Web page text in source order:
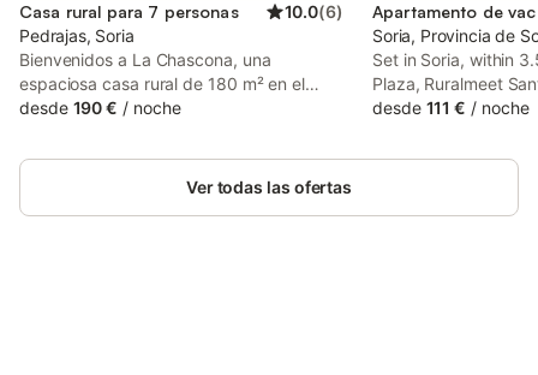
Casa rural para 7 personas 10.0(6)
Pedrajas, Soria
Bienvenidos a La Chascona, una
espaciosa casa rural de 180 m² en el
corazón de Castilla y León, rodeada por
San Esteban. Este acogedor refugio rural
tiene capacidad para 7 personas en 3
desde 190 € / noche
Soria, Provincia de
Set in Soria, within
Plaza, Ruralmeet
accommodation
Station and features
desde 111 € / noche
Ver todas las ofertas